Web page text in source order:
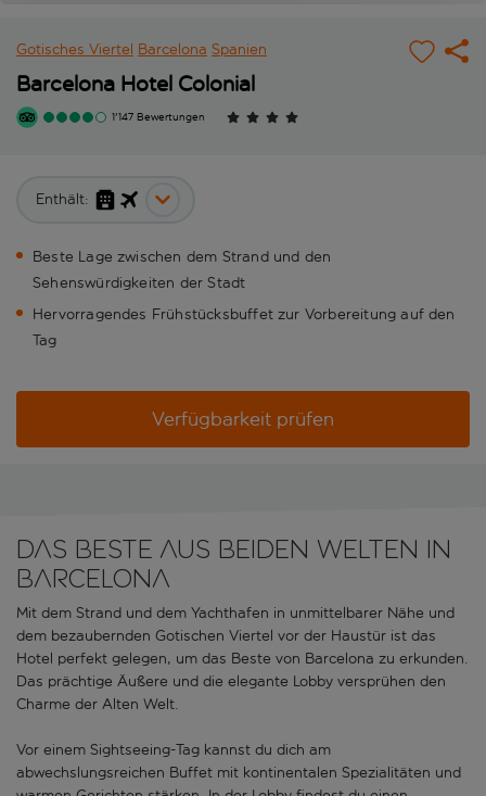
Gotisches Viertel Barcelona Spanien
Barcelona Hotel Colonial
1'147 Bewertungen
Enthält:
Beste Lage zwischen dem Strand und den
Sehenswürdigkeiten der Stadt
Hervorragendes Frühstücksbuffet zur Vorbereitung auf den
Tag
Verfügbarkeit prüfen
Das Beste aus beiden Welten in
Barcelona
Mit dem Strand und dem Yachthafen in unmittelbarer Nähe und
dem bezaubernden Gotischen Viertel vor der Haustür ist das
Hotel perfekt gelegen, um das Beste von Barcelona zu erkunden.
Das prächtige Äußere und die elegante Lobby versprühen den
Charme der Alten Welt.
Vor einem Sightseeing-Tag kannst du dich am
abwechslungsreichen Buffet mit kontinentalen Spezialitäten und